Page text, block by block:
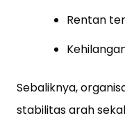
Rentan
Sebaliknya,
stabilitas arah